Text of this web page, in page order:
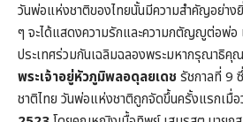
วันพ่อแห่งชาติของไทยนั้นมีความสำคัญอย่าง
ๆ จะได้แสดงความรักและความกตัญญูต่อพ่อ
ประเทศร่วมกันเฉลิมฉลองพระมหากรุณาธิคุ
พระเจ้าอยู่หัวภูมิพลอดุลยเดช รัชกาลที่ 9
ชาติไทย วันพ่อแห่งชาติถูกจัดขึ้นครั้งแรกเมื่